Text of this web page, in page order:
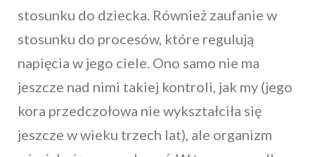
stosunku do dziecka. Również zaufanie w
stosunku do procesów, które regulują
napięcia w jego ciele. Ono samo nie ma
jeszcze nad nimi takiej kontroli, jak my (jego
kora przedczołowa nie wykształciła się
jeszcze w wieku trzech lat), ale organizm